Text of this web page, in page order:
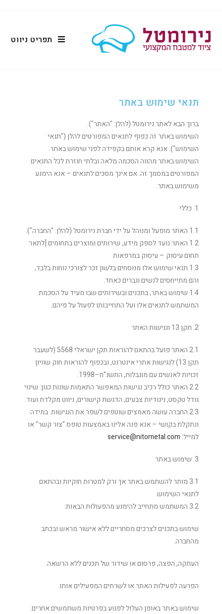
תפריט ניווט
תנאי שימוש באתר
ברוך הבא לאתר נירומטל (להלן: "האתר").
השימוש באתר זה כפוף לתנאים המפורטים להלן ("תנאי
השימוש"). אנא קרא אותם בקפידה לפני שימוש באתר.
השימוש באתר מהווה הסכמה מלאה ובלתי חוזרת לכל התנאים
המפורטים במסמך זה. אם אינך מסכים לתנאים – אנא הימנע
משימוש באתר.
1. כללי
1.1 האתר מופעל ומנוהל על ידי חברת נירומטל (להלן: "החברה").
1.2 האתר נועד לספק מידע, שירותים ומוצרים בתחומים [לתאר
תחום עיסוק – עיסוק במרפאות
1.3 תנאי שימוש אלו מנוסחים בלשון זכר לצורכי נוחות בלבד,
והם מתייחסים לנשים וגברים כאחד.
1.4 שימוש באתר, בתכנים ובשירותים שבו מעיד על הסכמת
המשתמש לתנאים אלו ועל התחייבותו לפעול על פיהם.
2. תקן 13 ונגישות האתר
2.1 האתר פועל בהתאם להוראות תקן ישראלי 5568 (לשעבר
תקן 13) לנגישות אתרי אינטרנט, ובכפוף להוראות חוק שוויון
זכויות לאנשים עם מוגבלות, התשנ"ח–1998.
2.2 האתר כולל רכיב נגישות המאפשר התאמות שונות כגון: שינוי
גודל טקסט, ניגודיות צבעים, הדגשת קישורים, ניווט מקלדת ועוד.
2.3 החברה עושה מאמצים שוטפים לשפר את הנגישות. במידה
ונתקלת בקושי – אנא פנה אלינו באמצעות טופס "צור קשר" או
למייל: service@nitometal.com
3. שימוש באתר
3.1 מותר להשתמש באתר אך ורק למטרות חוקיות ובהתאם
לתנאי השימוש.
3.2 המשתמש מתחייב להימנע מהפעולות הבאות:
שימוש בתכנים לצרכים מסחריים ללא אישור מראש ובכתב
מהחברה.
העתקה, הפצה, פרסום או שידור של תכנים ללא הרשאה.
הפרעה לפעילות האתר או לשרתים המפעילים אותו.
שימוש באתר באופן העלול לפגוע בפרטיות משתמשים אחרים.